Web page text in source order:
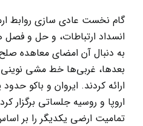
گام نخست عادی سازی روابط
انسداد ارتباطات، و حل و
به دنبال آن امضای معاهده
بعدها، غربی‌ها خط مشی نوینی
ارائه کردند. ایروان و باکو
اروپا و روسیه جلساتی برگزار
تمامیت ارضی یکدیگر را بر